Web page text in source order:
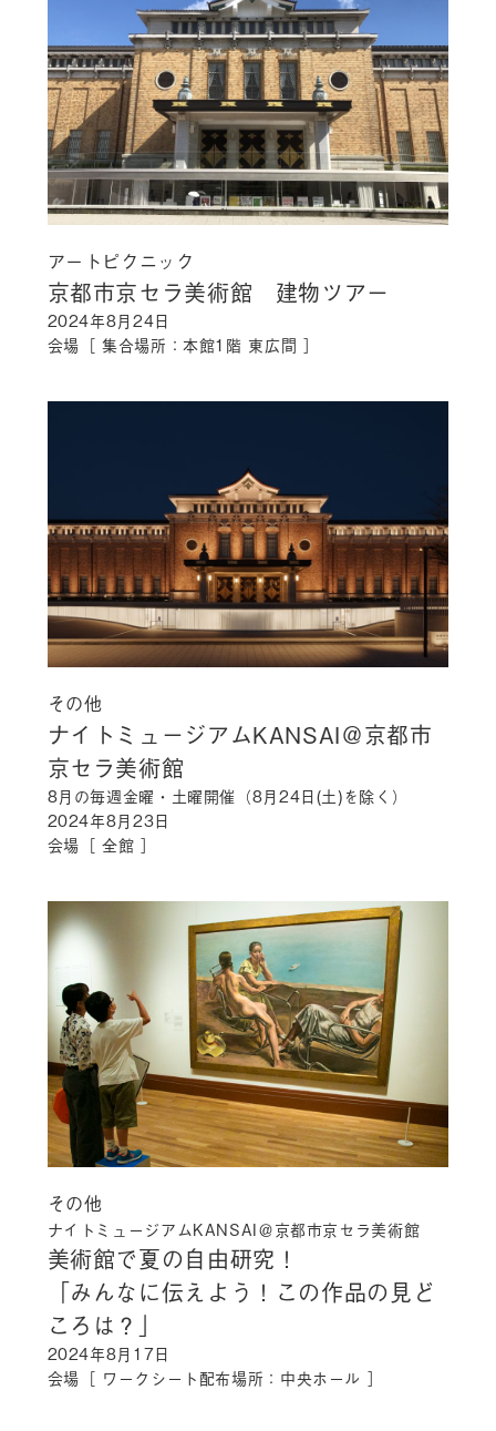
アートピクニック
京都市京セラ美術館 建物ツアー
2024年8月24日
会場［ 集合場所：本館1階 東広間 ］
その他
ナイトミュージアムKANSAI＠京都市
京セラ美術館
8月の毎週金曜・土曜開催（8月24日(土)を除く）
2024年8月23日
会場［ 全館 ］
その他
ナイトミュージアムKANSAI＠京都市京セラ美術館
美術館で夏の自由研究！
「みんなに伝えよう！この作品の見ど
ころは？」
2024年8月17日
会場［ ワークシート配布場所：中央ホール ］